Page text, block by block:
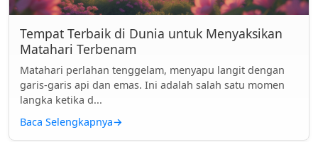
Tempat Terbaik di Dunia untuk Menyaksikan
Matahari Terbenam
Matahari perlahan tenggelam, menyapu langit dengan
garis-garis api dan emas. Ini adalah salah satu momen
langka ketika d...
Baca Selengkapnya→